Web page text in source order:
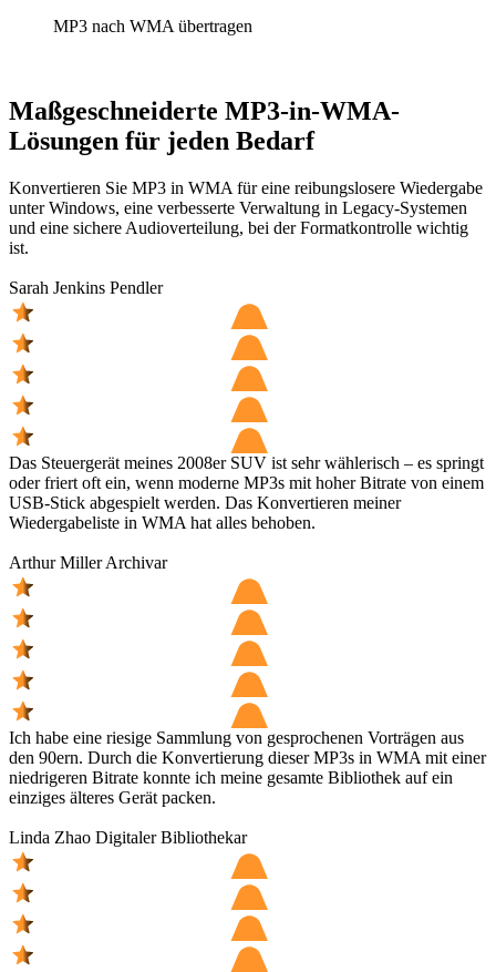
MP3 nach WMA übertragen
Maßgeschneiderte MP3-in-WMA-
Lösungen für jeden Bedarf
Konvertieren Sie MP3 in WMA für eine reibungslosere Wiedergabe
unter Windows, eine verbesserte Verwaltung in Legacy-Systemen
und eine sichere Audioverteilung, bei der Formatkontrolle wichtig
ist.
Sarah Jenkins Pendler
Das Steuergerät meines 2008er SUV ist sehr wählerisch – es springt
oder friert oft ein, wenn moderne MP3s mit hoher Bitrate von einem
USB-Stick abgespielt werden. Das Konvertieren meiner
Wiedergabeliste in WMA hat alles behoben.
Arthur Miller Archivar
Ich habe eine riesige Sammlung von gesprochenen Vorträgen aus
den 90ern. Durch die Konvertierung dieser MP3s in WMA mit einer
niedrigeren Bitrate konnte ich meine gesamte Bibliothek auf ein
einziges älteres Gerät packen.
Linda Zhao Digitaler Bibliothekar